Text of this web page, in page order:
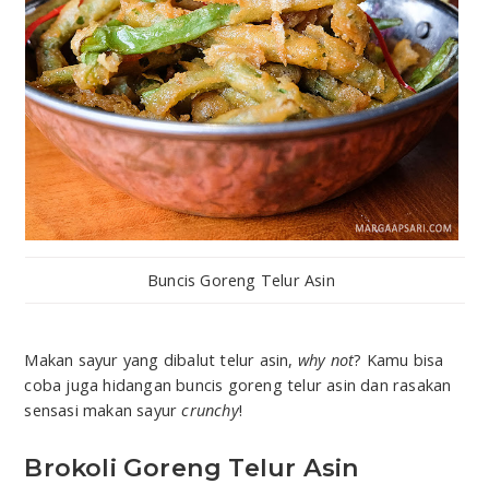
Buncis Goreng Telur Asin
Makan sayur yang dibalut telur asin, why not? Kamu bisa
coba juga hidangan buncis goreng telur asin dan rasakan
sensasi makan sayurcrunchy!
Brokoli Goreng Telur Asin